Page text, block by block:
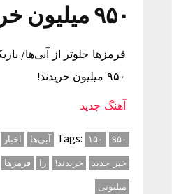
۹۵۰ میلیون خریدند!
۹۵۰ میلیون خریدند!
آهنگ جدید
Tags: ۱۵۰ ۹۵۰ آبی‌ها اخبار
خبر جدید
خریدند! را قرمزها
میلیونی